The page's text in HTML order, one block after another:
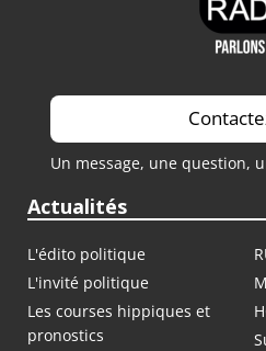
Un message, une question,
Actualités
L'édito politique
L'invité politique
Les courses hippiques et
pronostics